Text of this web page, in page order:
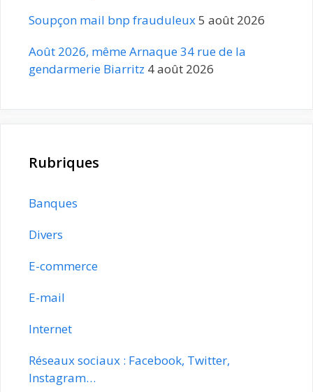
Soupçon mail bnp frauduleux5 août 2026
Août 2026, même Arnaque 34 rue de la
gendarmerie Biarritz 4 août 2026
Rubriques
Banques
Divers
E-commerce
E-mail
Internet
Réseaux sociaux : Facebook, Twitter,
Instagram…